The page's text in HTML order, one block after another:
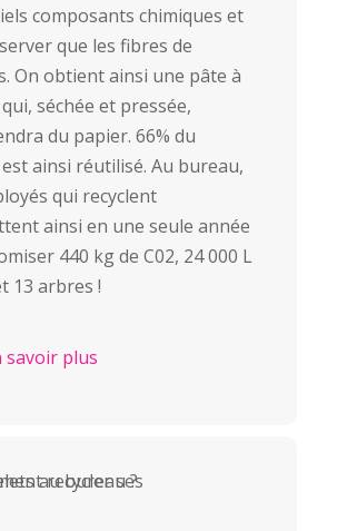
composants chimiques et
que les fibres de
On obtient ainsi une pâte à
séchée et pressée,
du papier. 66% du
ainsi réutilisé. Au bureau,
qui recyclent
ainsi en une seule année
440 kg de C02, 24 000 L
13 arbres !
savoir plus